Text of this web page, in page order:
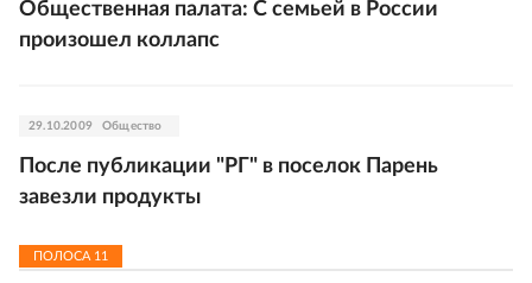
Общественная палата: С семьей в России
произошел коллапс
29.10.2009 Общество
После публикации "РГ" в поселок Парень
завезли продукты
ПОЛОСА 11